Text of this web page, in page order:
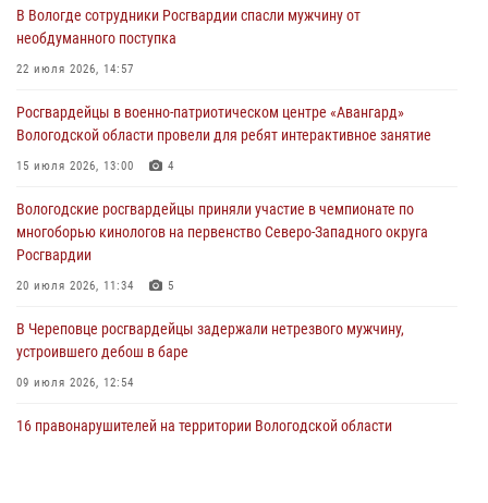
02 августа 2026, 10:37
Росгвардейцы в г. Соколе задержали несовершеннолетнего
31 июля 2026, 06:43
В Вологде стартовал Чемпионат Северо-Западного округа
29 июля 2026, 13:20
В Вологде сотрудники Росгвардии спасли мужчину от
необдуманного поступка
22 июля 2026, 14:57
Росгвардейцы в военно-патриотическом центре «Авангард»
Вологодской области провели для ребят интерактивное занятие
15 июля 2026, 13:00 4
Вологодские росгвардейцы приняли участие в чемпионате по
многоборью кинологов на первенство Северо-Западного округа
Росгвардии
20 июля 2026, 11:34 5
В Череповце росгвардейцы задержали нетрезвого мужчину,
устроившего дебош в баре
09 июля 2026, 12:54
16 правонарушителей на территории Вологодской области